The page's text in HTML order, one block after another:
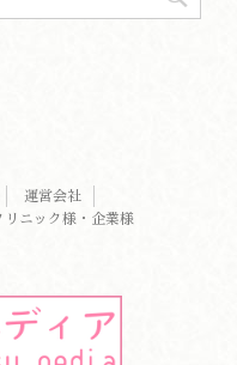
運営会社
リニック様・企業様